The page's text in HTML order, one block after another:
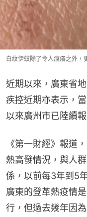
白紋伊蚊除了令人痕癢之外，
近期以來，廣東省
疾控近期亦表示，
以來廣州市已陸續
《第一財經》報道
熱高發情況，與人
係，以前每3年到5
廣東的登革熱疫情
行，但過去幾年因